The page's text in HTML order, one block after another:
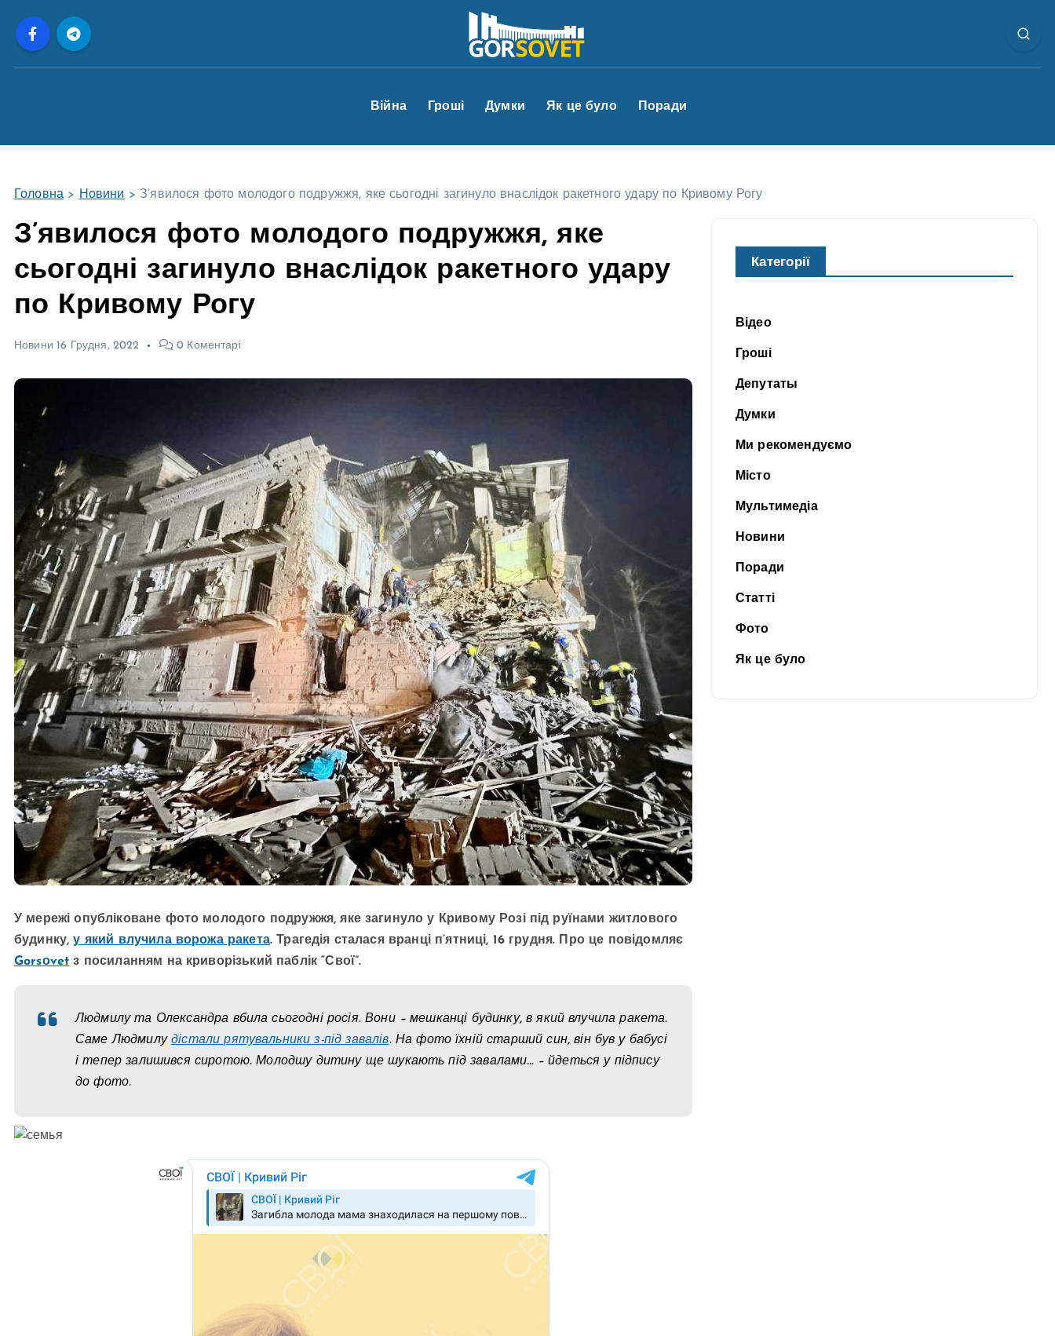
Війна Гроші Думки Як це було Поради
Головна > Новини > З’явилося фото молодого подружжя, яке сьогодні загинуло внаслідок ракетного удару по Кривому Рогу
З’явилося фото молодого подружжя, яке
сьогодні загинуло внаслідок ракетного удару
по Кривому Рогу
Новини 16 Грудня, 2022 0 Коментарі
У мережі опубліковане фото молодого подружжя, яке загинуло у Кривому Розі під руїнами житлового
будинку,у який влучила ворожа ракета. Трагедія сталася вранці п’ятниці, 16 грудня. Про це повідомляє
Gorsоvet з посиланням на криворізький паблік “Свої”.
Людмилу та Олександра вбила сьогодні росія. Вони – мешканці будинку, в який влучила ракета.
Саме Людмилудістали рятувальники з-під завалів. На фото їхній старший син, він був у бабусі
і тепер залишився сиротою. Молодшу дитину ще шукають під завалами… – йдеться у підпису
до фото.
Категорії
Відео
Гроші
Депутаты
Думки
Ми рекомендуємо
Місто
Мультимедіа
Новини
Поради
Статті
Фото
Як це було